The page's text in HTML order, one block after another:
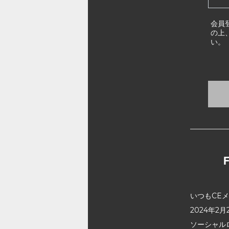
会員
の上
い。
いつもCE
2024年2月
ソーシャ